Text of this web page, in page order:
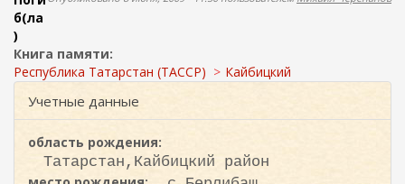
о
и
с
к
а
б(ла
)
Книга памяти:
Республика Татарстан (ТАССР)
Кайбицкий
Учетные данные
область рождения:
Татарстан,Кайбицкий район